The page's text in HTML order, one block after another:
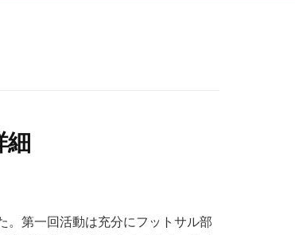
細
。第一回活動は充分にフットサル部